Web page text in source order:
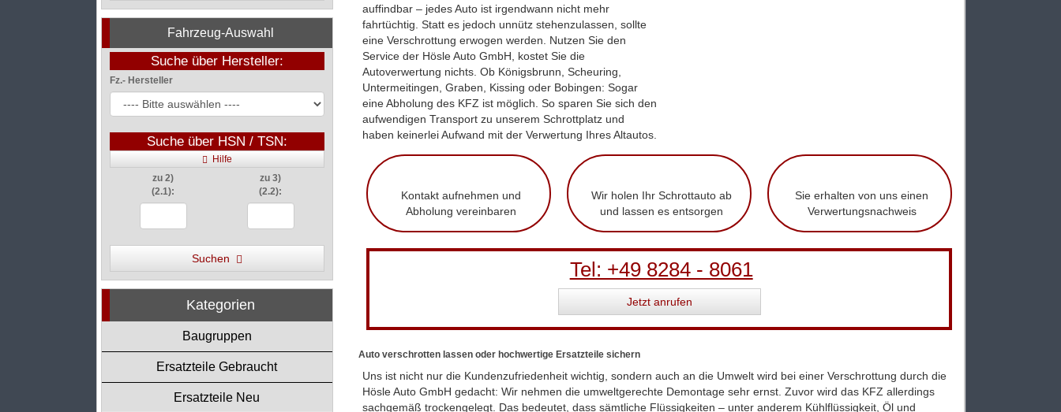
Fahrzeug-Auswahl
Suche über Hersteller:
Fz.- Hersteller
Suche über HSN / TSN:
Hilfe
zu 2)
(2.1):
zu 3)
(2.2):
Suchen
Kategorien
Baugruppen
Ersatzteile Gebraucht
Ersatzteile Neu
auffindbar – jedes Auto ist irgendwann nicht mehr
fahrtüchtig. Statt es jedoch unnütz stehenzulassen, sollte
eine Verschrottung erwogen werden. Nutzen Sie den
Service der Hösle Auto GmbH, kostet Sie die
Autoverwertung nichts. Ob Königsbrunn, Scheuring,
Untermeitingen, Graben, Kissing oder Bobingen: Sogar
eine Abholung des KFZ ist möglich. So sparen Sie sich den
aufwendigen Transport zu unserem Schrottplatz und
haben keinerlei Aufwand mit der Verwertung Ihres Altautos.
Kontakt aufnehmen und
Abholung vereinbaren
Wir holen Ihr Schrottauto ab
und lassen es entsorgen
Sie erhalten von uns einen
Verwertungsnachweis
Tel: +49 8284 - 8061
Jetzt anrufen
Auto verschrotten lassen oder hochwertige Ersatzteile sichern
Uns ist nicht nur die Kundenzufriedenheit wichtig, sondern auch an die Umwelt wird bei einer Verschrottung durch die
Hösle Auto GmbH gedacht: Wir nehmen die umweltgerechte Demontage sehr ernst. Zuvor wird das KFZ allerdings
sachgemäß trockengelegt. Das bedeutet, dass sämtliche Flüssigkeiten – unter anderem Kühlflüssigkeit, Öl und